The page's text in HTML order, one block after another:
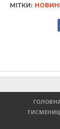
МІТКИ: